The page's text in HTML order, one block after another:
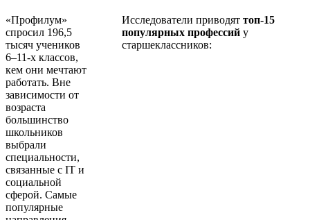
«Профилум»
спросил 196,5
тысяч учеников
6–11-х классов,
кем они мечтают
работать. Вне
зависимости от
возраста
большинство
школьников
выбрали
специальности,
связанные с IT и
социальной
сферой. Самые
популярные
Исследователи приводят топ-15
популярных профессий у
старшеклассников: